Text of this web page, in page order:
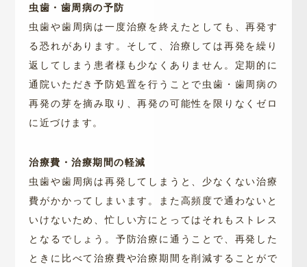
虫歯・歯周病の予防
虫歯や歯周病は一度治療を終えたとしても、再発す
る恐れがあります。そして、治療しては再発を繰り
返してしまう患者様も少なくありません。定期的に
通院いただき予防処置を行うことで虫歯・歯周病の
再発の芽を摘み取り、再発の可能性を限りなくゼロ
に近づけます。
治療費・治療期間の軽減
虫歯や歯周病は再発してしまうと、少なくない治療
費がかかってしまいます。また高頻度で通わないと
いけないため、忙しい方にとってはそれもストレス
となるでしょう。予防治療に通うことで、再発した
ときに比べて治療費や治療期間を削減することがで